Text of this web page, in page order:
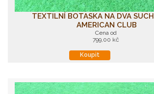
TEXTILNÍ BOTASKA NA DVA
AMERICAN CLUB
Cena od
799,00 kč
Koupit